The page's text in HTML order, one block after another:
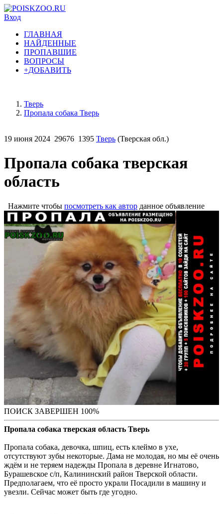
Вход
ГЛАВНАЯ
НАЙДЕННЫЕ
ПРОПАВШИЕ
ВОПРОСЫ
+ДОБАВИТЬ
Тверь
Пропала собака Тверь
19 июня 2024 29676 1395 Тверь (Тверская обл.)
Пропала собака тверская
область
Нажмите чтобы посмотреть как автор данное объявление
ПОИСК ЗАВЕРШЕН 100%
Пропала собака тверская область Тверь
Пропала собака, девочка, шпиц, есть клеймо в ухе,
отсутствуют зубы некоторые. Дама не молодая, но мы её очень
ждём и не теряем надежды Пропала в деревне Игнатово,
Бурашевское с/п, Калининский район Тверской области.
Предполагаем, что её просто украли Посадили в машину и
увезли. Сейчас может быть где угодно.